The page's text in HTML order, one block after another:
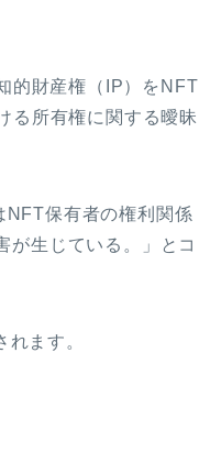
的財産権（IP）をNFT
る所有権に関する曖昧
保有者の権利関係
が生じている。」とコ
ます。